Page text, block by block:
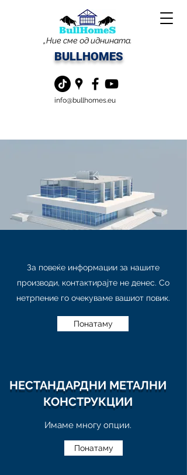
„Ние сме од иднината.
BULLHOMES
info@bullhomes.eu
За повеќе информации за нашите
производи, контактирајте не денес. Со
нетрпение го очекуваме вашиот повик.
Понатаму
НЕСТАНДАРДНИ МЕТАЛНИ
КОНСТРУКЦИИ
Имаме многу опции.
Понатаму